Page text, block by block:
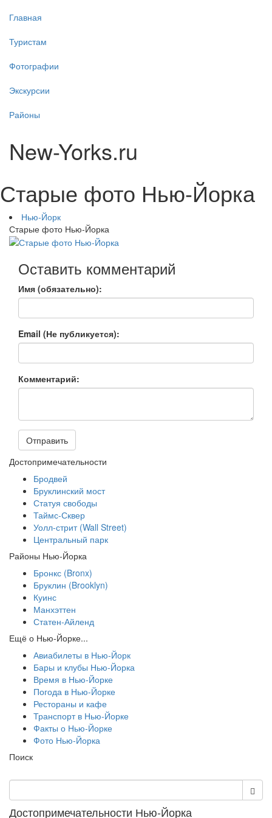
Главная
Туристам
Фотографии
Экскурсии
Районы
New-Yorks.ru
Старые фото Нью-Йорка
Нью-Йорк
Старые фото Нью-Йорка
Оставить комментарий
Имя (обязательно):
Email (Не публикуется):
Комментарий:
Отправить
Достопримечательности
Бродвей
Бруклинский мост
Статуя свободы
Таймс-Сквер
Уолл-стрит (Wall Street)
Центральный парк
Районы Нью-Йорка
Бронкс (Bronx)
Бруклин (Brooklyn)
Куинс
Манхэттен
Статен-Айленд
Ещё о Нью-Йорке...
Авиабилеты в Нью-Йорк
Бары и клубы Нью-Йорка
Время в Нью-Йорке
Погода в Нью-Йорке
Рестораны и кафе
Транспорт в Нью-Йорке
Факты о Нью-Йорке
Фото Нью-Йорка
Поиск
Достопримечательности Нью-Йорка